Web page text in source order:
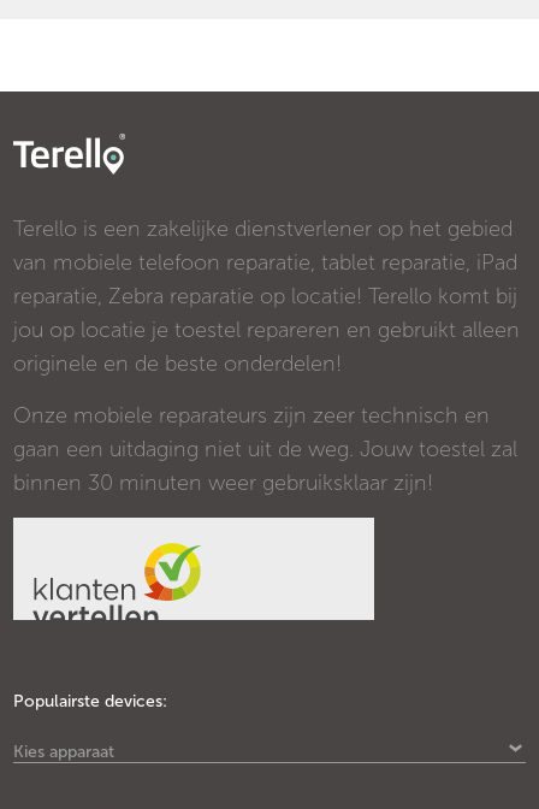
Terello is een zakelijke dienstverlener op het gebied
van mobiele telefoon reparatie, tablet reparatie, iPad
reparatie, Zebra reparatie op locatie! Terello komt bij
jou op locatie je toestel repareren en gebruikt alleen
originele en de beste onderdelen!
Onze mobiele reparateurs zijn zeer technisch en
gaan een uitdaging niet uit de weg. Jouw toestel zal
binnen 30 minuten weer gebruiksklaar zijn!
Populairste devices:
Kies apparaat